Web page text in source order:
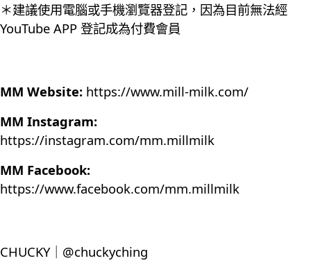
＊建議使用電腦或手機瀏覽器登記，因為目前無法經
YouTube APP 登記成為付費會員
MM Website: https://www.mill-milk.com/
MM Instagram:
https://instagram.com/mm.millmilk
MM Facebook:
https://www.facebook.com/mm.millmilk
CHUCKY｜@chuckyching